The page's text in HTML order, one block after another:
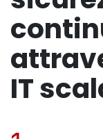
IT